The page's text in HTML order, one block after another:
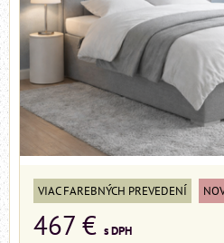
VIAC FAREBNÝCH PREVEDENÍ
467 € s DPH